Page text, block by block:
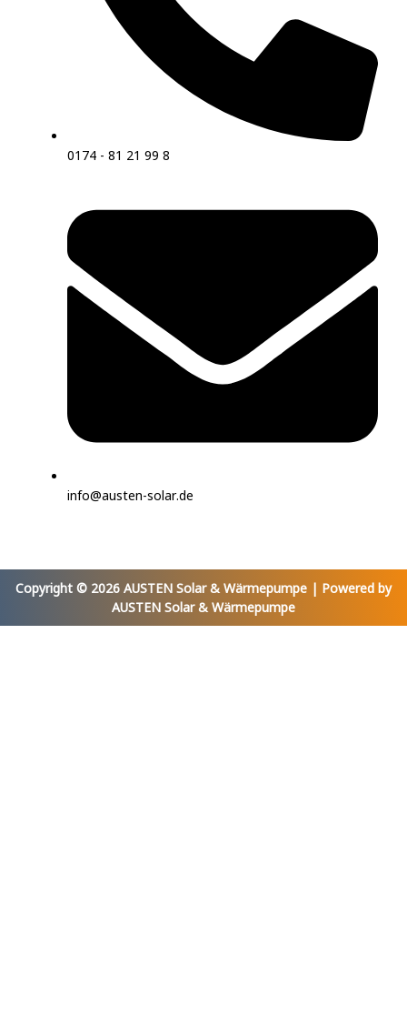
0174 - 81 21 99 8
info@austen-solar.de
Copyright © 2026 AUSTEN Solar & Wärmepumpe | Powered by
AUSTEN Solar & Wärmepumpe